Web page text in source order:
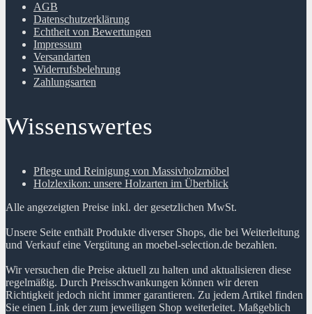
AGB
Datenschutzerklärung
Echtheit von Bewertungen
Impressum
Versandarten
Widerrufsbelehrung
Zahlungsarten
Wissenswertes
Pflege und Reinigung von Massivholzmöbel
Holzlexikon: unsere Holzarten im Überblick
Alle angezeigten Preise inkl. der gesetzlichen MwSt.
Unsere Seite enthält Produkte diverser Shops, die bei Weiterleitung
und Verkauf eine Vergütung an moebel-selection.de bezahlen.
Wir versuchen die Preise aktuell zu halten und aktualisieren diese
regelmäßig. Durch Preisschwankungen können wir deren
Richtigkeit jedoch nicht immer garantieren. Zu jedem Artikel finden
Sie einen Link der zum jeweiligen Shop weiterleitet. Maßgeblich